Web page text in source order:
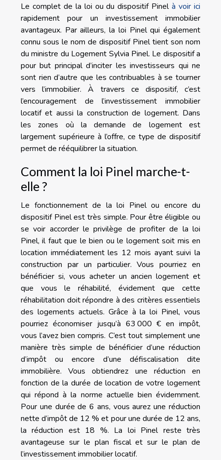
Le complet de la loi ou du dispositif Pinelà voir ici
rapidement pour un investissement immobilier
avantageux. Par ailleurs, la loi Pinel qui également
connu sous le nom de dispositif Pinel tient son nom
du ministre du Logement Sylvia Pinel. Le dispositif a
pour but principal d’inciter les investisseurs qui ne
sont rien d’autre que les contribuables à se tourner
vers l’immobilier. À travers ce dispositif, c’est
l’encouragement de l’investissement immobilier
locatif et aussi la construction de logement. Dans
les zones où la demande de logement est
largement supérieure à l’offre, ce type de dispositif
permet de rééquilibrer la situation.
Comment la loi Pinel marche-t-
elle ?
Le fonctionnement de la loi Pinel ou encore du
dispositif Pinel est très simple. Pour être éligible ou
se voir accorder le privilège de profiter de la loi
Pinel, il faut que le bien ou le logement soit mis en
location immédiatement les 12 mois ayant suivi la
construction par un particulier. Vous pourriez en
bénéficier si, vous acheter un ancien logement et
que vous le réhabilité, évidement que cette
réhabilitation doit répondre à des critères essentiels
des logements actuels. Grâce à la loi Pinel, vous
pourriez économiser jusqu’à 63 000 € en impôt,
vous l’avez bien compris. C’est tout simplement une
manière très simple de bénéficier d’une réduction
d’impôt ou encore d’une défiscalisation dite
immobilière. Vous obtiendrez une réduction en
fonction de la durée de location de votre logement
qui répond à la norme actuelle bien évidemment.
Pour une durée de 6 ans, vous aurez une réduction
nette d’impôt de 12 % et pour une durée de 12 ans,
la réduction est 18 %. La loi Pinel reste très
avantageuse sur le plan fiscal et sur le plan de
l’investissement immobilier locatif.